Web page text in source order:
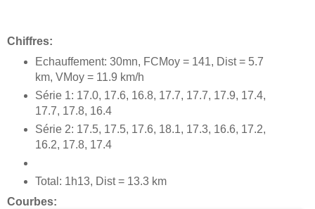
Chiffres:
Echauffement: 30mn, FCMoy = 141, Dist = 5.7
km, VMoy = 11.9 km/h
Série 1: 17.0, 17.6, 16.8, 17.7, 17.7, 17.9, 17.4,
17.7, 17.8, 16.4
Série 2: 17.5, 17.5, 17.6, 18.1, 17.3, 16.6, 17.2,
16.2, 17.8, 17.4
Total: 1h13, Dist = 13.3 km
Courbes: